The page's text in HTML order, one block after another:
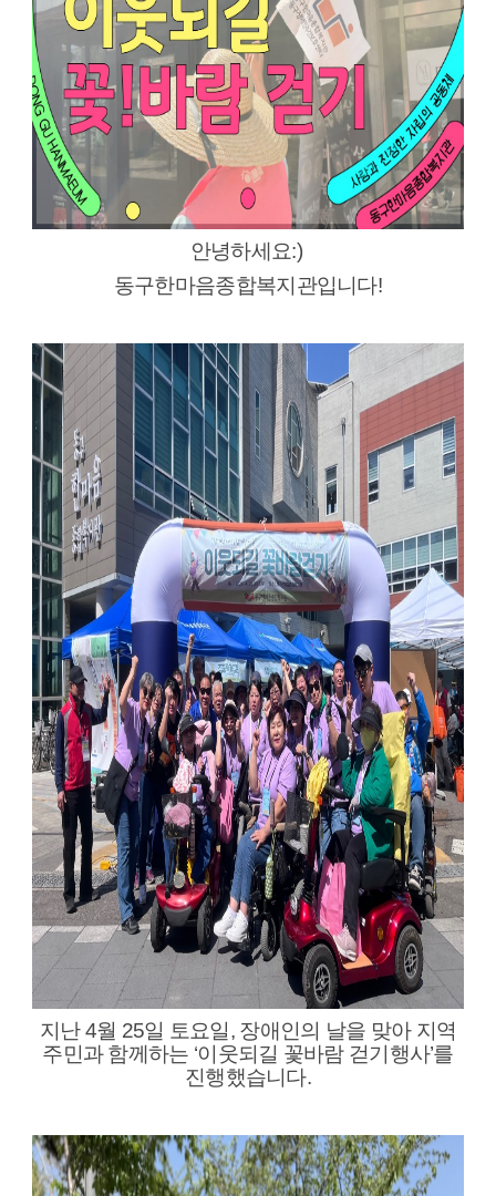
안녕하세요:)
동구한마음종합복지관입니다!
지난 4월 25일 토요일, 장애인의 날을 맞아 지역
주민과 함께하는 ‘이웃되길 꽃바람 걷기행사’를
진행했습니다.